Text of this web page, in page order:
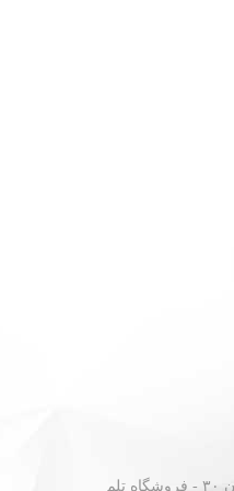
کرج - جاده فردیس - نبش گلستان ۳۰ - فروشگاه تلم